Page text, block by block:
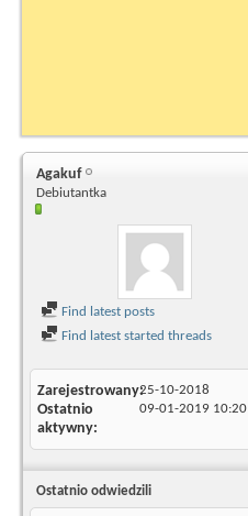
Agakuf
Debiutantka
Find latest posts
Find latest started threads
Zarejestrowany25-10-2018
Ostatnio
aktywny
09-01-2019 10:20
Ostatnio odwiedzili